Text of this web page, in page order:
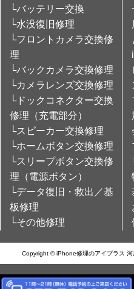
└バッテリー交換
└水没復旧修理
└フロントカメラ交換修
理
└バックカメラ交換修理
└カメラレンズ交換修理
└ドックコネクター交換
修理（充電部分）
└スピーカー交換修理
└ホームボタン交換修理
└スリープボタン交換修
理（電源ボタン）
└データ復旧・救出／基
板修理
└その他修理
Copyright © iPhone修理のアイプラス